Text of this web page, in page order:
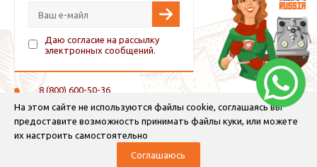
На этом сайте не используются файлы cookie, соглашаясь вы
предоставите возможность принимать файлы куки, или можете
их настроить самостоятельно
Соглашаюсь
Даю согласие на рассылку
электронных сообщений.
8 (800) 600-50-36
+7 (921) 882-11-99 (WhatsApp, Viber, Telegram)
info@espressoperfetto.ru